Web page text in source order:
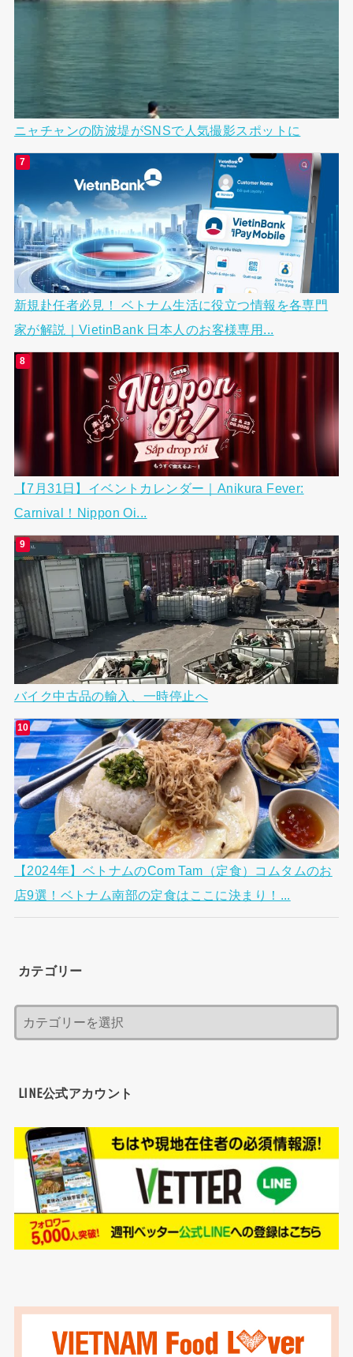
ニャチャンの防波堤がSNSで人気撮影スポットに
新規赴任者必見！ ベトナム生活に役立つ情報を各専門
家が解説｜VietinBank 日本人のお客様専用...
【7月31日】イベントカレンダー｜Anikura Fever:
Carnival！Nippon Oi...
バイク中古品の輸入、一時停止へ
【2024年】ベトナムのCom Tam（定食）コムタムのお
店9選！ベトナム南部の定食はここに決まり！...
カテゴリー
LINE公式アカウント